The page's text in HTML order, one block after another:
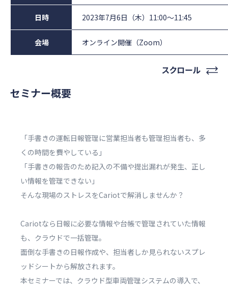
日時 2023年7月6日（木）11:00〜11:45
会場 オンライン開催（Zoom）
セミナー概要
「手書きの運転日報管理に営業担当者も管理担当者も、多
くの時間を費やしている」
「手書きの報告のため記入の不備や提出漏れが発生、正し
い情報を管理できない」
そんな現場のストレスをCariotで解消しませんか？
Cariotなら日報に必要な情報や台帳で管理されていた情報
も、クラウドで一括管理。
面倒な手書きの日報作成や、担当者しか見られないスプレ
ッドシートから解放されます。
本セミナーでは、クラウド型車両管理システムの導入で、